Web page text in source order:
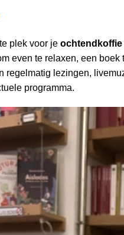
plek voor je ochtendkoffie
even te relaxen, een
regelmatig lezingen,
programma.